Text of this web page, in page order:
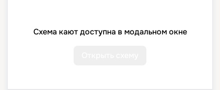
Схема кают доступна в модальном окне